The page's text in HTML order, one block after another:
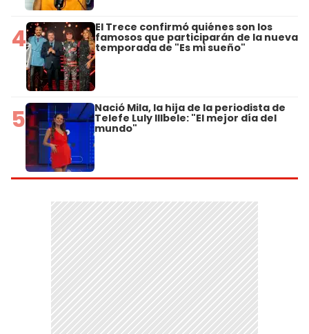
4 El Trece confirmó quiénes son los
famosos que participarán de la nueva
temporada de "Es mi sueño"
5 Nació Mila, la hija de la periodista de
Telefe Luly Illbele: "El mejor día del
mundo"